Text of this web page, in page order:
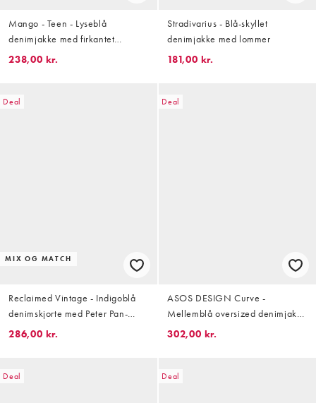
Mango - Teen - Lyseblå
denimjakke med firkantet
pasform i 100% bomuld
238,00 kr.
Stradivarius - Blå-skyllet
denimjakke med lommer
181,00 kr.
Deal
MIX OG MATCH
Reclaimed Vintage - Indigoblå
denimskjorte med Peter Pan-
krave
286,00 kr.
Deal
ASOS DESIGN Curve -
Mellemblå oversized denimjakke
i 90'er-stil
302,00 kr.
Deal Deal